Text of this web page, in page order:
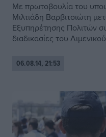
Με πρωτοβουλία του
Μιλτιάδη Βαρβιτσιώτη
Εξυπηρέτησης Πολιτών
διαδικασίες του
06.08.14, 21:53